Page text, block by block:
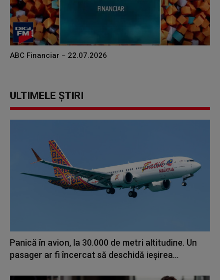
ABC Financiar – 22.07.2026
ULTIMELE ȘTIRI
Panică în avion, la 30.000 de metri altitudine. Un
pasager ar fi încercat să deschidă ieșirea...